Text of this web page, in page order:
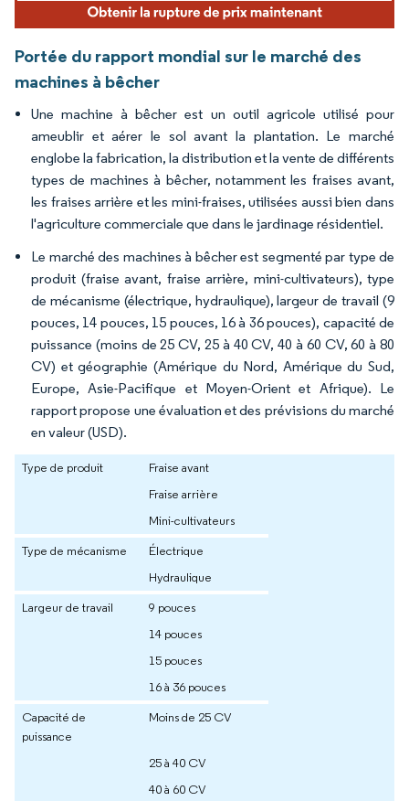
Portée du rapport mondial sur le marché des
machines à bêcher
Une machine à bêcher est un outil agricole utilisé pour
ameublir et aérer le sol avant la plantation. Le marché
englobe la fabrication, la distribution et la vente de différents
types de machines à bêcher, notamment les fraises avant,
les fraises arrière et les mini-fraises, utilisées aussi bien dans
l'agriculture commerciale que dans le jardinage résidentiel.
Le marché des machines à bêcher est segmenté par type de
produit (fraise avant, fraise arrière, mini-cultivateurs), type
de mécanisme (électrique, hydraulique), largeur de travail (9
pouces, 14 pouces, 15 pouces, 16 à 36 pouces), capacité de
puissance (moins de 25 CV, 25 à 40 CV, 40 à 60 CV, 60 à 80
CV) et géographie (Amérique du Nord, Amérique du Sud,
Europe, Asie-Pacifique et Moyen-Orient et Afrique). Le
rapport propose une évaluation et des prévisions du marché
en valeur (USD).
Type de produit
Fraise avant
Fraise arrière
Mini-cultivateurs
Type de mécanisme
Électrique
Hydraulique
Largeur de travail
9 pouces
14 pouces
15 pouces
16 à 36 pouces
Capacité de
puissance
Moins de 25 CV
25 à 40 CV
40 à 60 CV